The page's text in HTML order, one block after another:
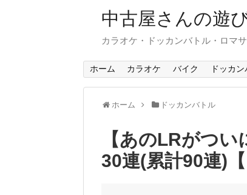
中古屋さんの遊
カラオケ・ドッカンバトル・ロマ
ホーム カラオケ バイク ドッカ
ホーム ドッカンバトル
【あのLRがつ
30連(累計90連)